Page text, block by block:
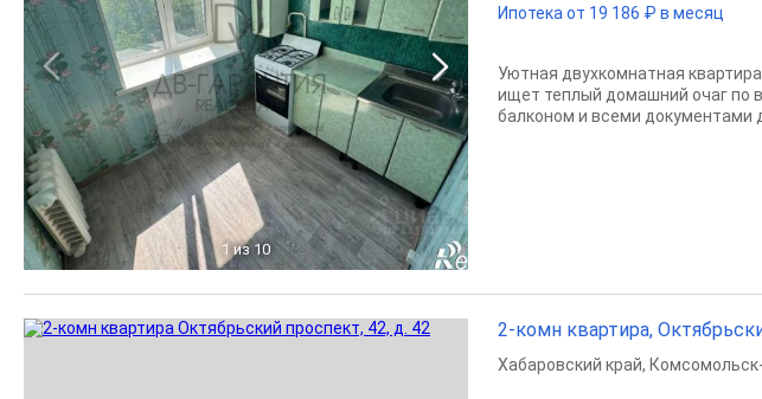
1 из 10
Ипотека от 19 186 ₽ в месяц
Уютная двухкомнатная
ищет теплый домашний очаг по
балконом и всеми документами
2-комн квартира,
Хабаровский край,